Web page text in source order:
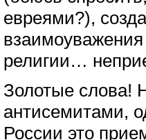
евреями?),
религии…
Золотые слова!
антисемитами,
России это